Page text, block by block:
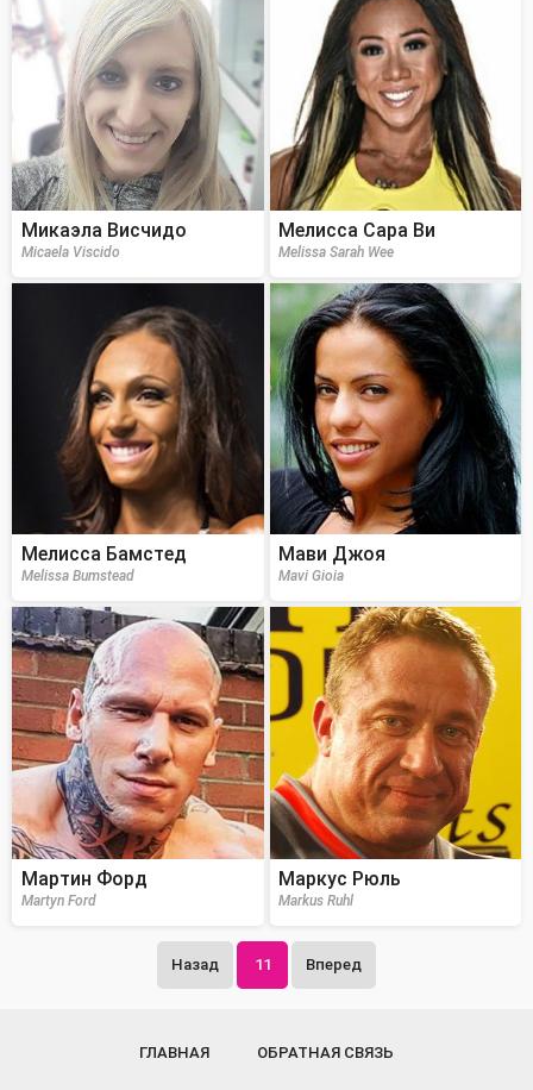
Микаэла Висчидо
Micaela Viscido
Мелисса Сара Ви
Melissa Sarah Wee
Мелисса Бамстед
Melissa Bumstead
Мави Джоя
Mavi Gioia
Мартин Форд
Martyn Ford
Маркус Рюль
Markus Ruhl
Назад 11 Вперед
ГЛАВНАЯ ОБРАТНАЯ СВЯЗЬ